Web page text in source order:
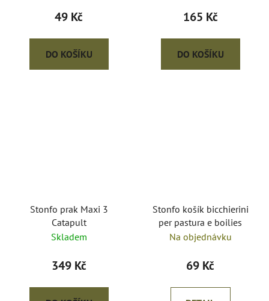
49 Kč
DO KOŠÍKU
165 Kč
DO KOŠÍKU
Stonfo prak Maxi 3
Catapult
Skladem
349 Kč
Stonfo košík bicchierini
per pastura e boilies
Na objednávku
69 Kč